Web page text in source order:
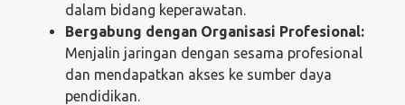
dalam bidang keperawatan.
Bergabung dengan Organisasi Profesional:
Menjalin jaringan dengan sesama profesional
dan mendapatkan akses ke sumber daya
pendidikan.